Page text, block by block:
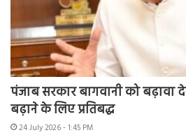
पंजाब सरकार बागवानी को
बढ़ाने के लिए प्रतिबद्ध
24 July 2026 - 1:45 PM